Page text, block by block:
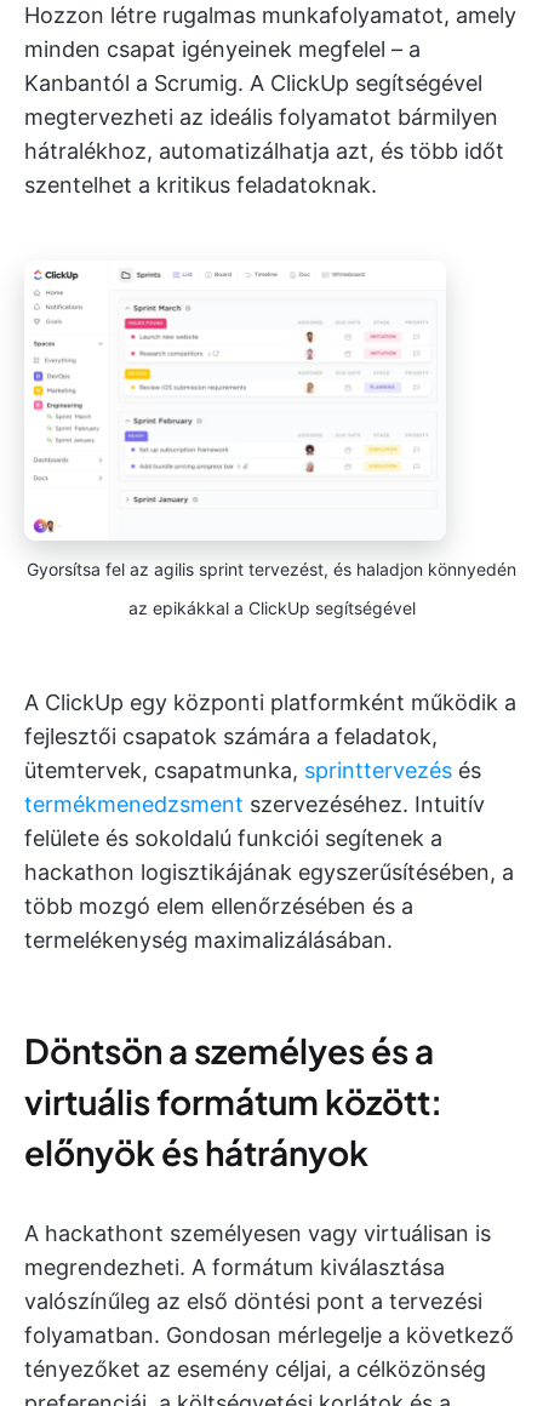
Hozzon létre rugalmas munkafolyamatot, amely
minden csapat igényeinek megfelel – a
Kanbantól a Scrumig. A ClickUp segítségével
megtervezheti az ideális folyamatot bármilyen
hátralékhoz, automatizálhatja azt, és több időt
szentelhet a kritikus feladatoknak.
Gyorsítsa fel az agilis sprint tervezést, és haladjon könnyedén
az epikákkal a ClickUp segítségével
A ClickUp egy központi platformként működik a
fejlesztői csapatok számára a feladatok,
ütemtervek, csapatmunka, sprinttervezés és
termékmenedzsment szervezéséhez. Intuitív
felülete és sokoldalú funkciói segítenek a
hackathon logisztikájának egyszerűsítésében, a
több mozgó elem ellenőrzésében és a
termelékenység maximalizálásában.
Döntsön a személyes és a
virtuális formátum között:
előnyök és hátrányok
A hackathont személyesen vagy virtuálisan is
megrendezheti. A formátum kiválasztása
valószínűleg az első döntési pont a tervezési
folyamatban. Gondosan mérlegelje a következő
tényezőket az esemény céljai, a célközönség